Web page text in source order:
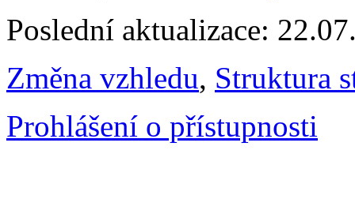
Poslední aktualizace:
Změna vzhledu, Struktura
Prohlášení o přístupnosti